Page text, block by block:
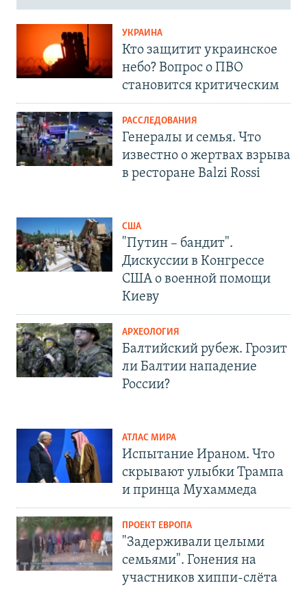
УКРАИНА
Кто защитит украинское
небо? Вопрос о ПВО
становится критическим
РАССЛЕДОВАНИЯ
Генералы и семья. Что
известно о жертвах взрыва
в ресторане Balzi Rossi
США
"Путин – бандит".
Дискуссии в Конгрессе
США о военной помощи
Киеву
АРХЕОЛОГИЯ
Балтийский рубеж. Грозит
ли Балтии нападение
России?
АТЛАС МИРА
Испытание Ираном. Что
скрывают улыбки Трампа
и принца Мухаммеда
ПРОЕКТ ЕВРОПА
"Задерживали целыми
семьями". Гонения на
участников хиппи-слёта